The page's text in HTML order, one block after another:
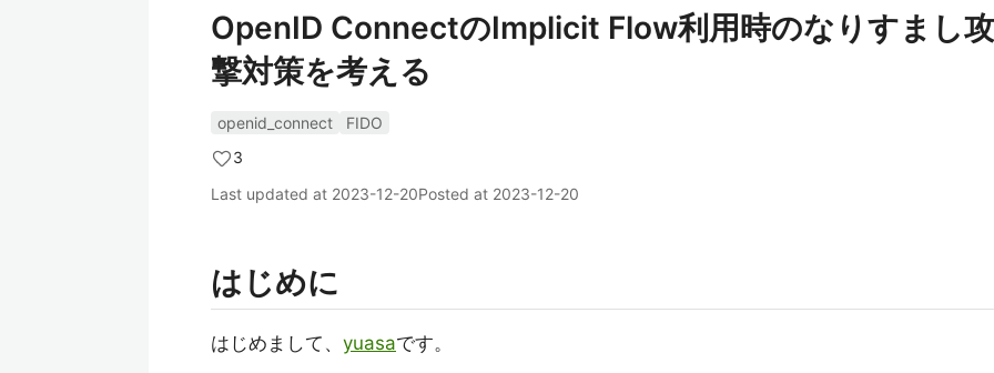
OpenID ConnectのImplicit Flow利用時のなりすまし攻
撃対策を考える
openid_connect
FIDO
3
Last updated at 2023-12-20Posted at 2023-12-20
はじめに
はじめまして、 yuasaです。